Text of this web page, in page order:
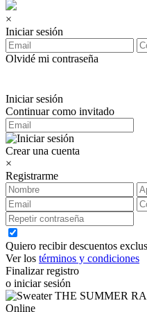
×
Iniciar sesión
Olvidé mi contraseña
Iniciar sesión
Continuar como invitado
Crear una cuenta
×
Registrarme
Quiero recibir descuentos
Ver los términos y condiciones
Finalizar registro
o iniciar sesión